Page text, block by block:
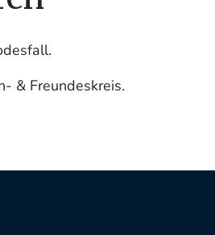
& Freundeskreis.